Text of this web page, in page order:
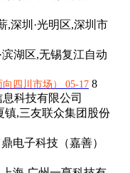
,深圳·光明区,深圳市
滨湖区,无锡复江自动
四川市场） 05-17 8
科技有限公司
镇,三友联众集团股份
电子科技（嘉善）